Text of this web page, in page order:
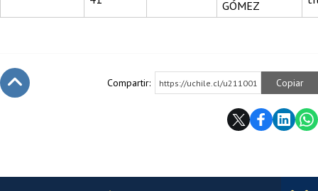
GÓMEZ
Compartir: https://uchile.cl/u211001 Copiar
Más información